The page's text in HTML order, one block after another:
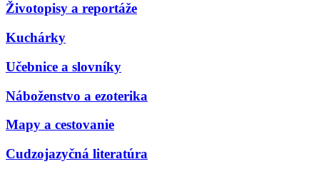
Životopisy a reportáže
Kuchárky
Učebnice a slovníky
Náboženstvo a ezoterika
Mapy a cestovanie
Cudzojazyčná literatúra